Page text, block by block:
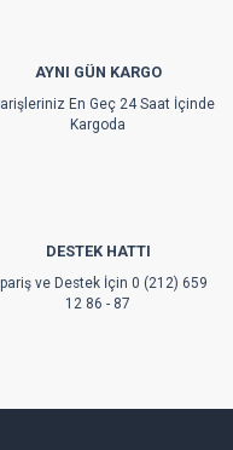
AYNI GÜN KARGO
En Geç 24 Saat İçinde
Kargoda
DESTEK HATTI
ve Destek İçin 0 (212) 659
12 86 - 87